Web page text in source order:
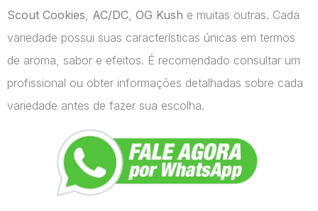
Scout Cookies AC/DC OG Kush e muitas outras. Cada
variedade possui suas características únicas em termos
de aroma, sabor e efeitos. É recomendado consultar um
profissional ou obter informações detalhadas sobre cada
variedade antes de fazer sua escolha.